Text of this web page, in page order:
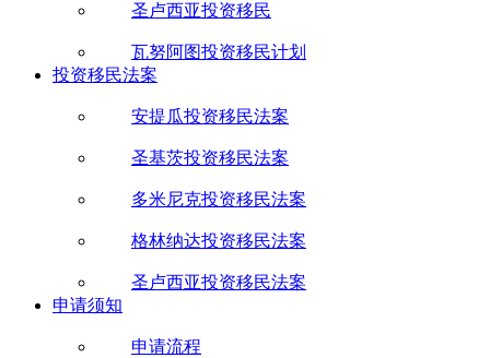
圣卢西亚投资移民
瓦努阿图投资移民计划
投资移民法案
安提瓜投资移民法案
圣基茨投资移民法案
多米尼克投资移民法案
格林纳达投资移民法案
圣卢西亚投资移民法案
申请须知
申请流程